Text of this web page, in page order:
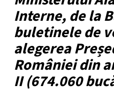
Interne, de la
buletinele de
alegerea
României din
II (674.060